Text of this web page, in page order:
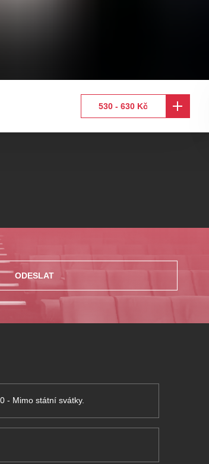
530 - 630 Kč
ODESLAT
- Mimo státní svátky.